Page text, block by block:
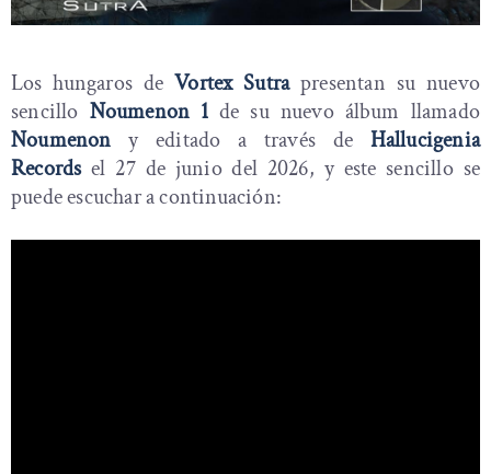
Los hungaros deVortex Sutrapresentan su nuevo
sencillo Noumenon 1 de su nuevo álbum llamado
Noumenon y editado a través de Hallucigenia
Recordsel 27 de junio del 2026, y este sencillo se
puede escuchar a continuación: